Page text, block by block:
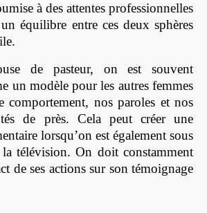
à des attentes professionnelles
équilibre entre ces deux sphères
de pasteur, on est souvent
un modèle pour les autres femmes
comportement, nos paroles et nos
de près. Cela peut créer une
lorsqu’on est également sous
la télévision. On doit constamment
de ses actions sur son témoignage